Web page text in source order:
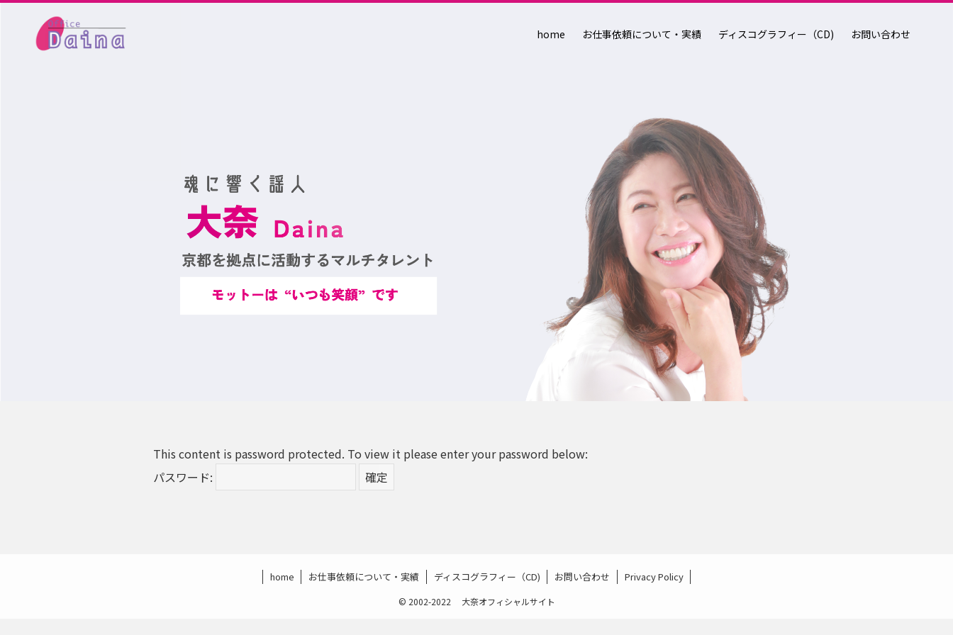
home お仕事依頼について・実績 ディスコグラフィー（CD) お問い合わせ
This content is password protected. To view it please enter your password below:
パスワード:
home お仕事依頼について・実績 ディスコグラフィー（CD) お問い合わせ Privacy Policy
© 2002-2022 大奈オフィシャルサイト